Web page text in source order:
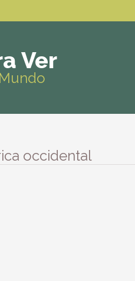
Ver
occidental